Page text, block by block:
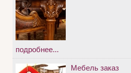
подробнее...
Мебель заказ